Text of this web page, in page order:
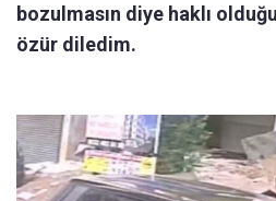
bozulmasın diye haklı
özür diledim.